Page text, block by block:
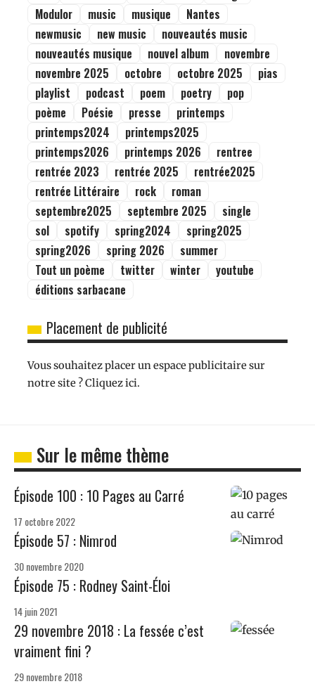
Modulor
music musique
Nantes
newmusic
new music
nouveautés music
nouveautés musique
nouvel album
novembre
novembre 2025
octobre octobre 2025
pias
playlist
podcast poem poetry
pop
poème
Poésie presse
printemps
printemps2024
printemps2025
printemps2026
printemps 2026
rentree
rentrée 2023
rentrée 2025
rentrée2025
rentrée Littéraire
rock
roman
septembre2025
septembre 2025
single
sol
spotify spring2024
spring2025
spring2026
spring 2026
summer
Tout un poème
twitter winter
youtube
éditions sarbacane
Placement de publicité
Vous souhaitez placer un espace publicitaire sur
notre site ? Cliquez ici.
Sur le même thème
Épisode 100 : 10 Pages au Carré
17 octobre 2022
Épisode 57 : Nimrod
30 novembre 2020
Épisode 75 : Rodney Saint-Éloi
14 juin 2021
29 novembre 2018 : La fessée c’est
vraiment fini ?
29 novembre 2018